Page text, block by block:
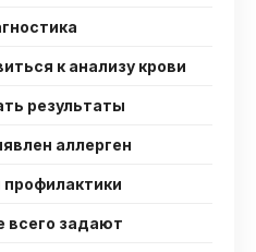
к анализу крови
результаты
аллерген
всего задают